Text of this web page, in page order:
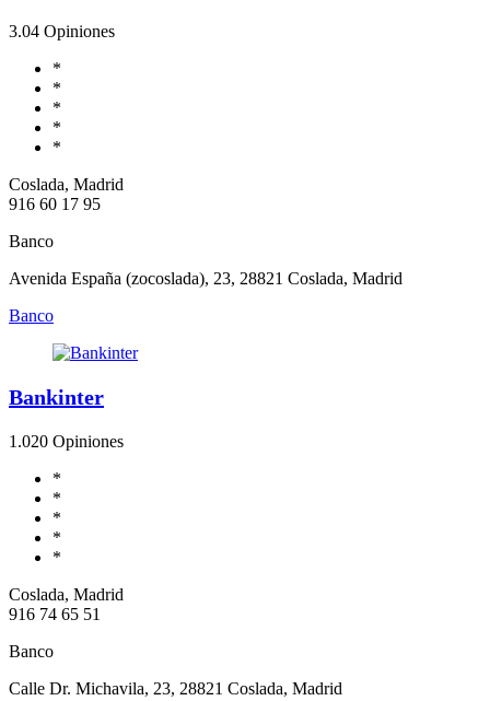
3.04 Opiniones
*
*
*
*
*
Coslada, Madrid
916 60 17 95
Banco
Avenida España (zocoslada), 23, 28821 Coslada, Madrid
Banco
Bankinter
1.020 Opiniones
*
*
*
*
*
Coslada, Madrid
916 74 65 51
Banco
Calle Dr. Michavila, 23, 28821 Coslada, Madrid